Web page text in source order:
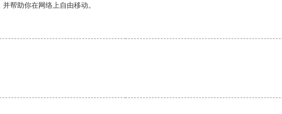
帮助你在网络上自由移动。